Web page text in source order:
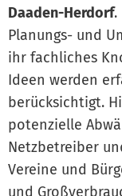
Daaden-Herdorf.
Planungs- und
ihr fachliches
Ideen werden
berücksichtigt.
potenzielle
Netzbetreiber
Vereine und
und